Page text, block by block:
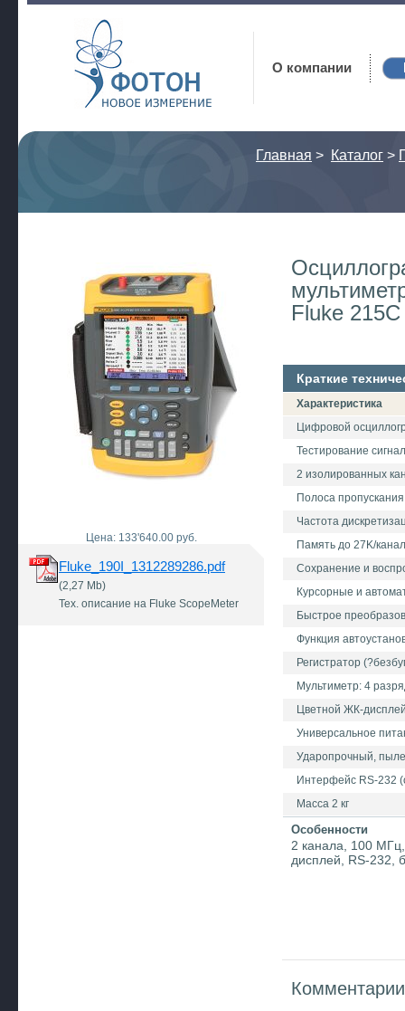
Фотон
О компании
Главная > Каталог >
Цена: 133'640.00 руб.
Fluke_190I_1312289286.pdf
(2,27 Mb)
Тех. описание на Fluke ScopeMeter
Fluke 215C
Краткие
Характеристика
Цифровой
Тестирование
2 изолированных
Полоса
Частота
Память до 27K/канал
Сохранение и
Курсорные и
Быстрое
Функция
Регистратор
Мультиметр: 4
Цветной ЖК-
Универсальное
Ударопрочный,
Интерфейс RS-232
Масса 2 кг
Особенности
2 канала, 100
дисплей, RS-232,